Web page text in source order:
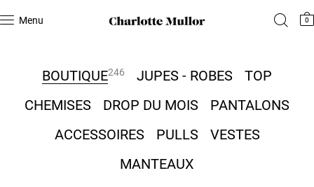
Menu 0
BOUTIQUE246 JUPES - ROBES
TOP
CHEMISES
DROP DU MOIS
PANTALONS
ACCESSOIRES
PULLS
VESTES
MANTEAUX